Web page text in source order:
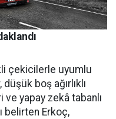
çekicilerle uyumlu
boş ağırlıklı
ve yapay zekâ tabanlı
belirten Erkoç,